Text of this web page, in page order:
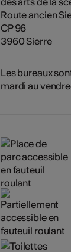
Route ancien
CP 96
3960 Sierre
Les bureaux
mardi au